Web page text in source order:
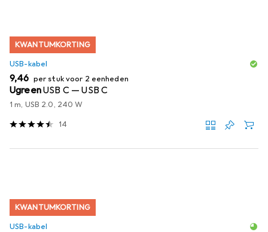
KWANTUMKORTING
USB-kabel
EUR
9,46 per stuk voor 2 eenheden
UgreenUSB C — USB C
1 m, USB 2.0, 240 W
14
KWANTUMKORTING
USB-kabel